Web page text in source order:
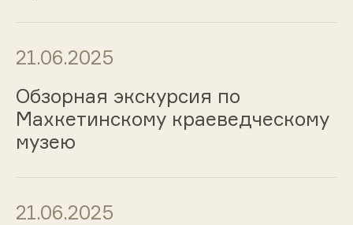
21.06.2025
Обзорная экскурсия по
Махкетинскому краеведческому
музею
21.06.2025